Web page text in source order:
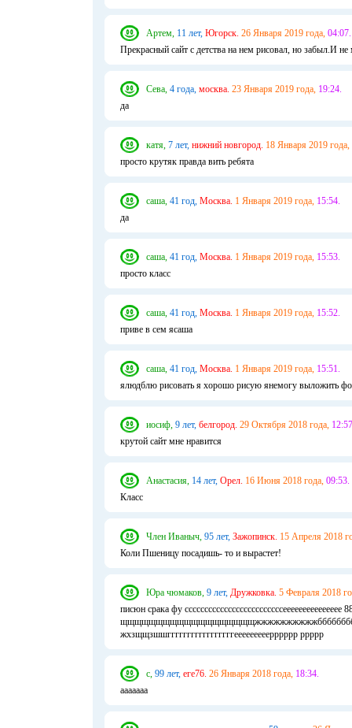
Артем, 11 лет, Югорск. 26 Января 2019 года, 04:07.
Прекрасный сайт с детства на нем рисовал, но забыл.И
Сева, 4 года, москва. 23 Января 2019 года, 19:24.
да
катя, 7 лет, нижний новгород. 18 Января 2019 года,
просто крутяк правда вить ребята
саша, 41 год, Москва. 1 Января 2019 года, 15:54.
да
саша, 41 год, Москва. 1 Января 2019 года, 15:53.
просто класс
саша, 41 год, Москва. 1 Января 2019 года, 15:52.
приве в сем ясаша
саша, 41 год, Москва. 1 Января 2019 года, 15:51.
ялюдблю рисовать я хорошо рисую янемогу выложить
иосиф, 9 лет, белгород. 29 Октября 2018 года,
крутой сайт мне нравится
Анастасия, 14 лет, Орел. 16 Июня 2018 года, 09:53.
Класс
Член Иваныч, 95 лет, Зажопинск. 15 Апреля 2018
Коли Пшеницу посадишь- то и вырастет!
Юра чюмаков, 9 лет, Дружковка. 5 Февраля 2018
писюн срака фу
щщщщщщщщщщщщщщщщщщщжжжжжжжжжжббббббббббб
жхзщщзшшгггггггггггггггггееееееееерррррр ррррр
с, 99 лет, еге76. 26 Января 2018 года, 18:34.
ааааааа